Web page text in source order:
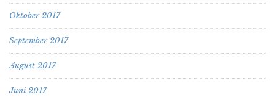
Oktober 2017
September 2017
August 2017
Juni 2017